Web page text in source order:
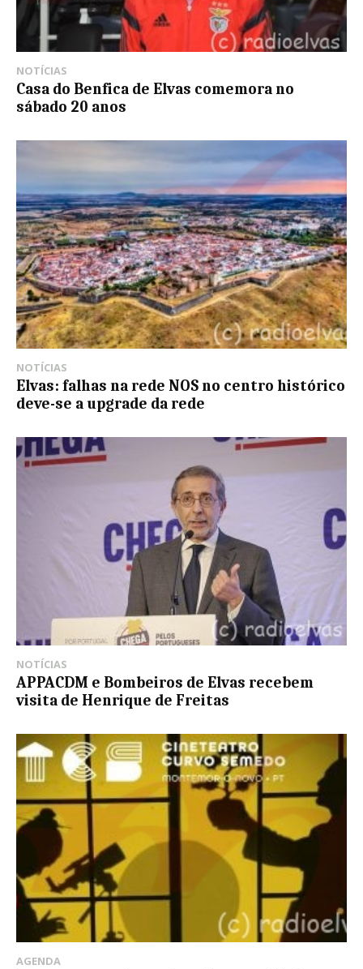
NOTÍCIAS
Casa do Benfica de Elvas comemora no
sábado 20 anos
NOTÍCIAS
Elvas: falhas na rede NOS no centro histórico
deve-se a upgrade da rede
NOTÍCIAS
APPACDM e Bombeiros de Elvas recebem
visita de Henrique de Freitas
AGENDA